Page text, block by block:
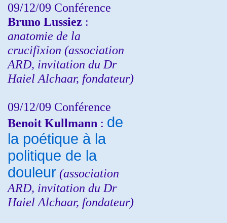
09/12/09 Conférence
Bruno Lussiez :
anatomie de la
crucifixion (association
ARD, invitation du Dr
Haiel Alchaar, fondateur)
09/12/09 Conférence
Benoit Kullmann : de
la poétique à la
politique de la
douleur (association
ARD, invitation du Dr
Haiel Alchaar, fondateur)